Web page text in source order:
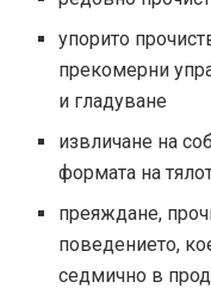
упорито
прекомерни
и гладуване
извличане на
формата на
преяждане,
поведението,
седмично в